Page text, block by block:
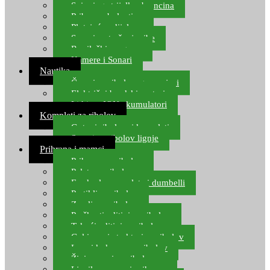
Spinning strijelke, brancina
Pribor za bolentino
Plutajuća odijela
Sonari za traženje ribe
Ronilački program
Kamere i Sonari
Nautika
Čamci za ribolov, gumenjaci
Električni brodski motori
Lithium ION akumulatori
Kompleti za ribolov
Gotovi ribolovni kompleti
Setovi za ribolov lignje
Prihrana i mamci
Prihrana za ribolov
Pelete za ribolov
Feeder lovne pelete i dumbelli
Partikli za ribolov
Zemlja za ribolov
Praškasti aditivi za ribolov
Tekući aditivi za ribolov
Gel i sprej atraktori za ribolov
Lovni kukuruz za ribolov
Živi mamci za ribolov